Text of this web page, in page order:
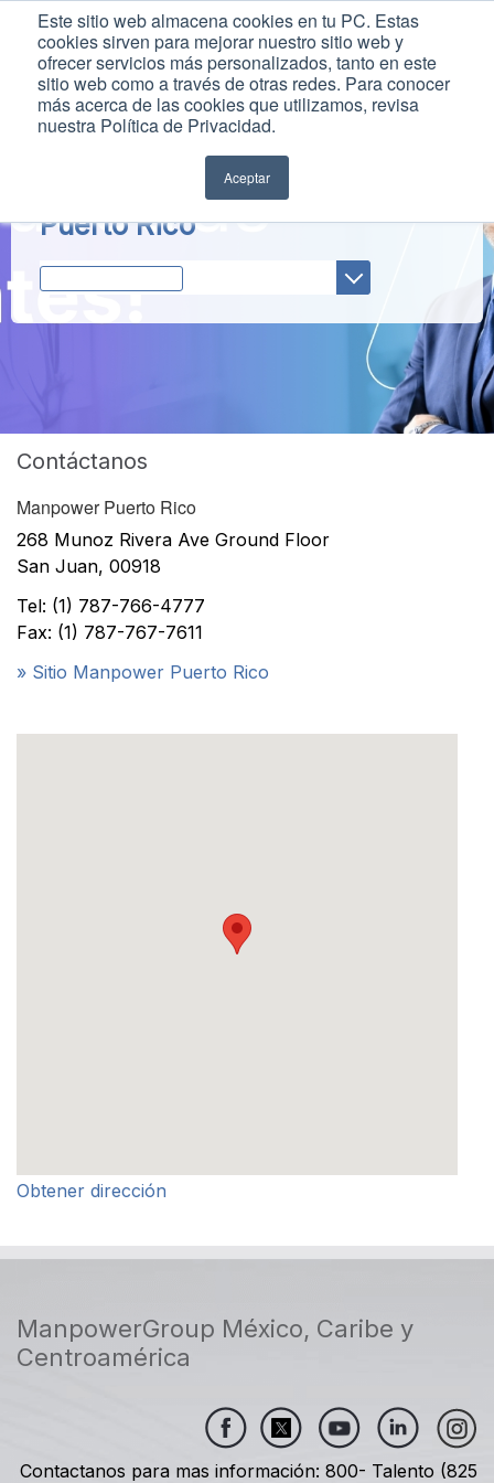
Este sitio web almacena cookies en tu PC. Estas
cookies sirven para mejorar nuestro sitio web y
ofrecer servicios más personalizados, tanto en este
sitio web como a través de otras redes. Para conocer
más acerca de las cookies que utilizamos, revisa
nuestra Política de Privacidad.
Aceptar
Puerto Rico
Contáctanos
Manpower Puerto Rico
268 Munoz Rivera Ave Ground Floor
San Juan, 00918
Tel: (1) 787-766-4777
Fax: (1) 787-767-7611
» Sitio Manpower Puerto Rico
Obtener dirección
ManpowerGroup México, Caribe y
Centroamérica
CONTÁCTANOS
Contactanos para mas información: 800- Talento (825